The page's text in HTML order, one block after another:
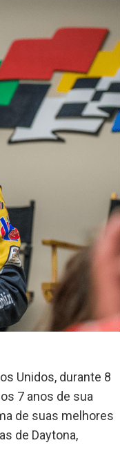
Unidos, durante 8
7 anos de sua
de suas melhores
de Daytona,